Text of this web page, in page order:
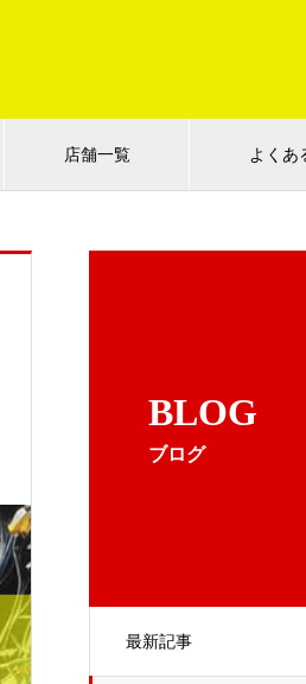
店舗一覧 よくあ
BLOG
ブログ
最新記事